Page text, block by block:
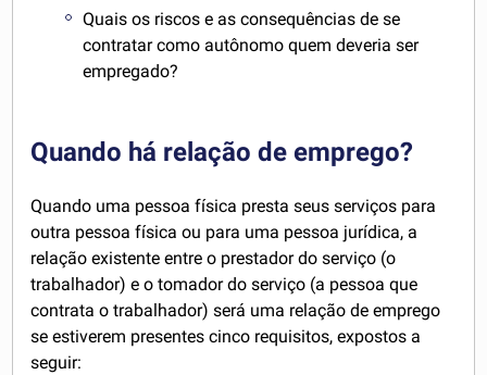
Quais os riscos e as consequências de se
contratar como autônomo quem deveria ser
empregado?
Quando há relação de emprego?
Quando uma pessoa física presta seus serviços para
outra pessoa física ou para uma pessoa jurídica, a
relação existente entre o prestador do serviço (o
trabalhador) e o tomador do serviço (a pessoa que
contrata o trabalhador) será uma relação de emprego
se estiverem presentes cinco requisitos, expostos a
seguir: